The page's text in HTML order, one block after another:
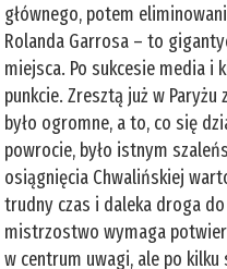
głównego, potem
Rolanda Garrosa – to
miejsca. Po sukcesie media i
punkcie. Zresztą już w
było ogromne, a to, co się
powrocie, było istnym
osiągnięcia Chwalińskiej
trudny czas i daleka droga
mistrzostwo wymaga
w centrum uwagi, ale po